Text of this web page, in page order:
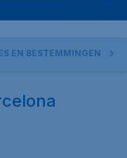
EN BESTEMMINGEN